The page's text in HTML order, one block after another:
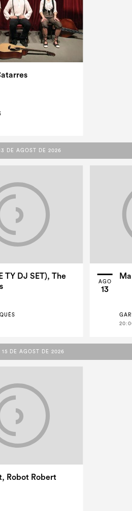
DE AGOST DE 2026
DE AGOST DE 2026
TY DJ SET), The
AGO
13
15 DE AGOST DE 2026
15 DE AGOST DE 2026
Robot Robert